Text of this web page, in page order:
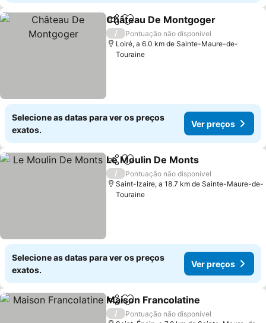
PartilharAdicionar aos favoritos
Château De Montgoger
/
Pontuação não disponível
Loiré, a 6.0 km de Sainte-Maure-de-
Touraine
Selecione as datas para ver os preços
exatos.
Ver preços
PartilharAdicionar aos favoritos
Le Moulin De Monts
/
Pontuação não disponível
Saint-Izaire, a 18.7 km de Sainte-Maure-de-
Touraine
Selecione as datas para ver os preços
exatos.
Ver preços
PartilharAdicionar aos favoritos
Maison Francolatine
/
Pontuação não disponível